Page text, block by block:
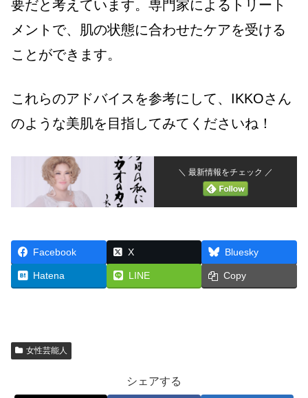
要だと考えています。専門家によるトリート
メントで、肌の状態に合わせたケアを受ける
ことができます。
これらのアドバイスを参考にして、IKKOさん
のような美肌を目指してみてくださいね！
＼ 最新情報をチェック ／
Facebook X Bluesky
Hatena LINE Copy
女性芸能人
シェアする